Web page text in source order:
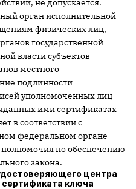
не допускается.
орган исполнительной
физических лиц,
государственной
власти субъектов
местного
подлинности
уполномоченных лиц
ими сертификатах
в соответствии с
федеральном органе
по обеспечению
закона.
центра
ключа